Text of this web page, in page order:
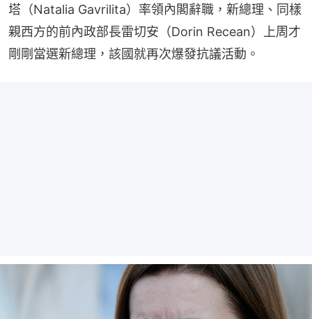
塔（Natalia Gavrilita）率領內閣辭職，新總理、同樣
親西方的前內政部長雷切安（Dorin Recean）上周才
剛剛當選新總理，該國就再次爆發抗議活動。